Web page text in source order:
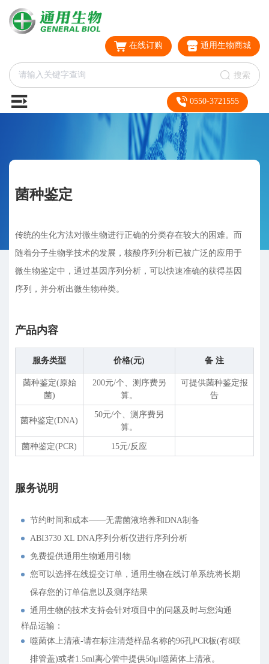
在线订购 通用生物商城
搜索
0550-3721555
菌种鉴定
传统的生化方法对微生物进行正确的分类存在较大的困难。而
随着分子生物学技术的发展，核酸序列分析已被广泛的应用于
微生物鉴定中，通过基因序列分析，可以快速准确的获得基因
序列，并分析出微生物种类。
产品内容
服务类型 价格(元) 备 注
菌种鉴定(原始
菌)
200元/个、测序费另
算。
可提供菌种鉴定报
告
菌种鉴定(DNA)
50元/个、测序费另
算。
菌种鉴定(PCR) 15元/反应
服务说明
节约时间和成本——无需菌液培养和DNA制备
ABI3730 XL DNA序列分析仪进行序列分析
免费提供通用生物通用引物
您可以选择在线提交订单，通用生物在线订单系统将长期
保存您的订单信息以及测序结果
通用生物的技术支持会针对项目中的问题及时与您沟通
样品运输：
噬菌体上清液-请在标注清楚样品名称的96孔PCR板(有8联
排管盖)或者1.5ml离心管中提供50μl噬菌体上清液。